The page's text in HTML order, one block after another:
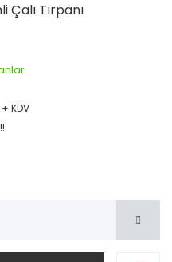
Çalı Tırpanı
KDV